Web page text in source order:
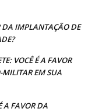
DA IMPLANTAÇÃO DE
VOCÊ É A FAVOR
EM SUA
A FAVOR DA